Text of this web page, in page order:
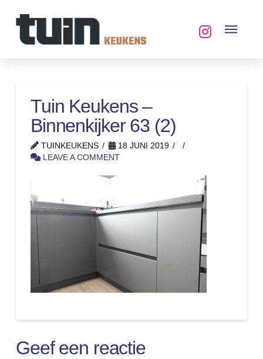
Tuin Keukens –
Binnenkijker 63 (2)
TUINKEUKENS
18 JUNI 2019
LEAVE A COMMENT
Geef een reactie